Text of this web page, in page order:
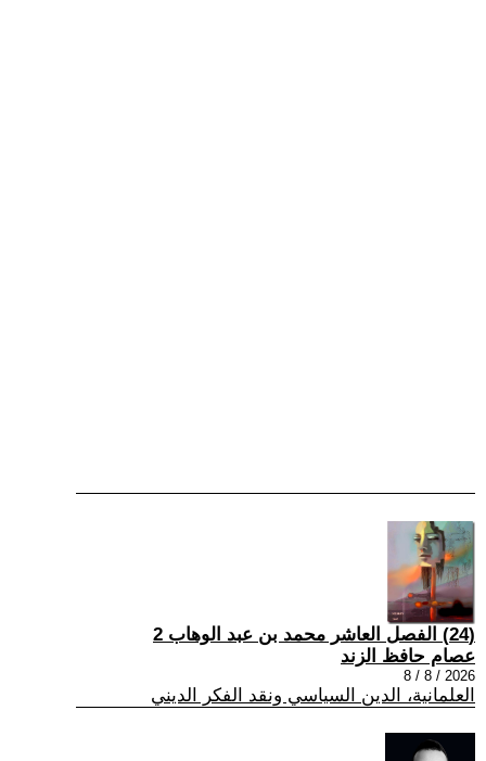
(24) الفصل العاشر محمد بن عبد الوهاب 2
عصام حافظ الزند
2026 / 8 / 8
العلمانية، الدين السياسي ونقد الفكر الديني